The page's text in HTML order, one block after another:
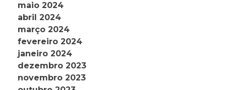
maio 2024
abril 2024
março 2024
fevereiro 2024
janeiro 2024
dezembro 2023
novembro 2023